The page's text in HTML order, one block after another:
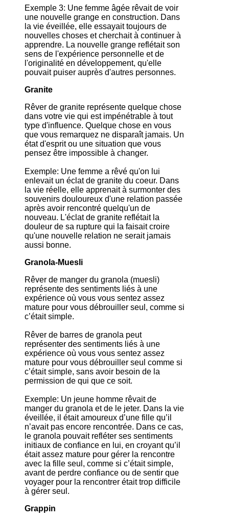
Exemple 3: Une femme âgée rêvait de voir
une nouvelle grange en construction. Dans
la vie éveillée, elle essayait toujours de
nouvelles choses et cherchait à continuer à
apprendre. La nouvelle grange reflétait son
sens de l'expérience personnelle et de
l'originalité en développement, qu'elle
pouvait puiser auprès d'autres personnes.
Granite
Rêver de granite représente quelque chose
dans votre vie qui est impénétrable à tout
type d'influence. Quelque chose en vous
que vous remarquez ne disparaît jamais. Un
état d'esprit ou une situation que vous
pensez être impossible à changer.
Exemple: Une femme a rêvé qu'on lui
enlevait un éclat de granite du coeur. Dans
la vie réelle, elle apprenait à surmonter des
souvenirs douloureux d'une relation passée
après avoir rencontré quelqu'un de
nouveau. L'éclat de granite reflétait la
douleur de sa rupture qui la faisait croire
qu'une nouvelle relation ne serait jamais
aussi bonne.
Granola-Muesli
Rêver de manger du granola (muesli)
représente des sentiments liés à une
expérience où vous vous sentez assez
mature pour vous débrouiller seul, comme si
c’était simple.
Rêver de barres de granola peut
représenter des sentiments liés à une
expérience où vous vous sentez assez
mature pour vous débrouiller seul comme si
c’était simple, sans avoir besoin de la
permission de qui que ce soit.
Exemple: Un jeune homme rêvait de
manger du granola et de le jeter. Dans la vie
éveillée, il était amoureux d’une fille qu’il
n’avait pas encore rencontrée. Dans ce cas,
le granola pouvait refléter ses sentiments
initiaux de confiance en lui, en croyant qu’il
était assez mature pour gérer la rencontre
avec la fille seul, comme si c’était simple,
avant de perdre confiance ou de sentir que
voyager pour la rencontrer était trop difficile
à gérer seul.
Grappin